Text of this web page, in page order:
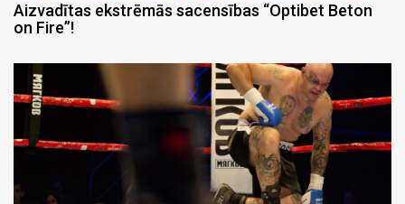
Aizvadītas ekstrēmās sacensības “Optibet Beton
on Fire”!